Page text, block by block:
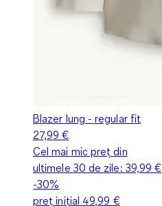
Blazer lung - regular fit
27,99 €
Cel mai mic preț din
ultimele 30 de zile: 39,99 €
-30%
preț inițial 49,99 €